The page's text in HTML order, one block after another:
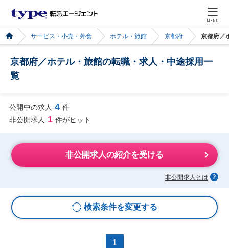
MENU
サービス・小売・外食 ホテル・旅館 京都府 京都府／
京都府／ホテル・旅館の転職・求人・中途採用一
覧
公開中の求人 4 件
非公開求人 1 件がヒット
非公開求人の紹介を受ける
非公開求人とは
検索条件を変更する
1